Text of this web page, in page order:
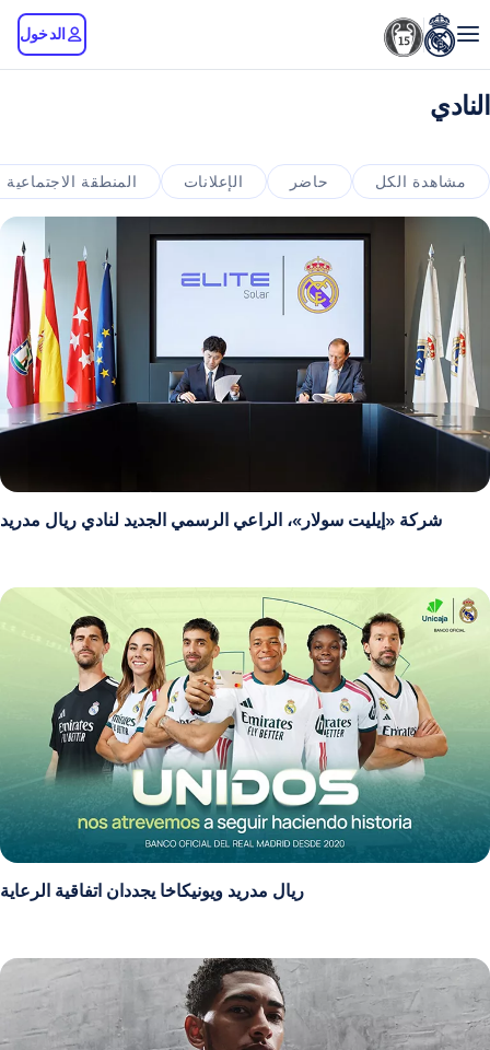
الدخول
النادي
مشاهدة الكل حاضر الإعلانات المنطقة الاجتماعية
شركة «إيليت سولار»، الراعي الرسمي الجديد لنادي ريال مدريد
ريال مدريد ويونيكاخا يجددان اتفاقية الرعاية